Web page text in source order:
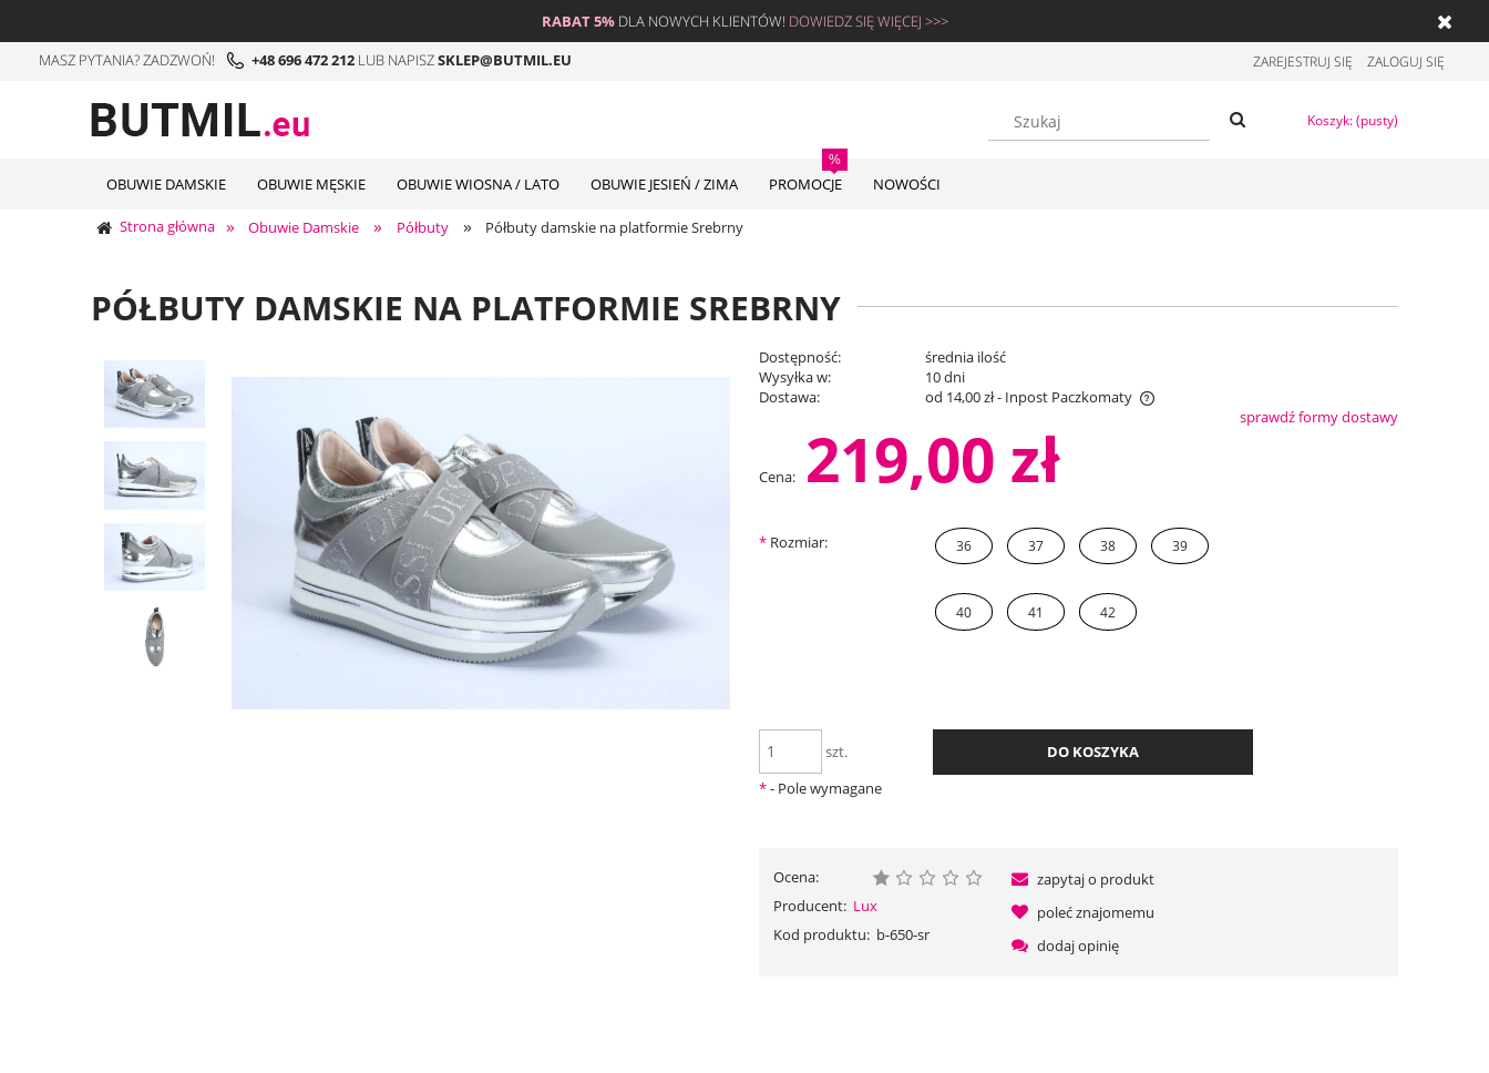
RABAT 5%DLA NOWYCH KLIENTÓW! DOWIEDZ SIĘ WIĘCEJ >>>
MASZ PYTANIA? ZADZWOŃ!
+48 696 472 212 LUB NAPISZSKLEP@BUTMIL.EU ZAREJESTRUJ SIĘ ZALOGUJ SIĘ
Koszyk:(pusty)
OBUWIE DAMSKIE OBUWIE MĘSKIE OBUWIE WIOSNA / LATO OBUWIE JESIEŃ / ZIMA PROMOCJE NOWOŚCI
Strona główna » Obuwie Damskie » Półbuty » Półbuty damskie na platformie Srebrny
PÓŁBUTY DAMSKIE NA PLATFORMIE SREBRNY
Dostępność:
średnia ilość
Wysyłka w:
10 dni
Dostawa:
od 14,00 zł- Inpost Paczkomaty
Cena nie zawiera ewentualnych kosztów
płatności
sprawdź formy dostawy
Cena: 219,00 zł
*Rozmiar: 36 37 38 39
40 41 42
szt.
DO KOSZYKA
*- Pole wymagane
Ocena:
Producent: Lux
Kod produktu: b-650-sr
zapytaj o produkt
poleć znajomemu
dodaj opinię